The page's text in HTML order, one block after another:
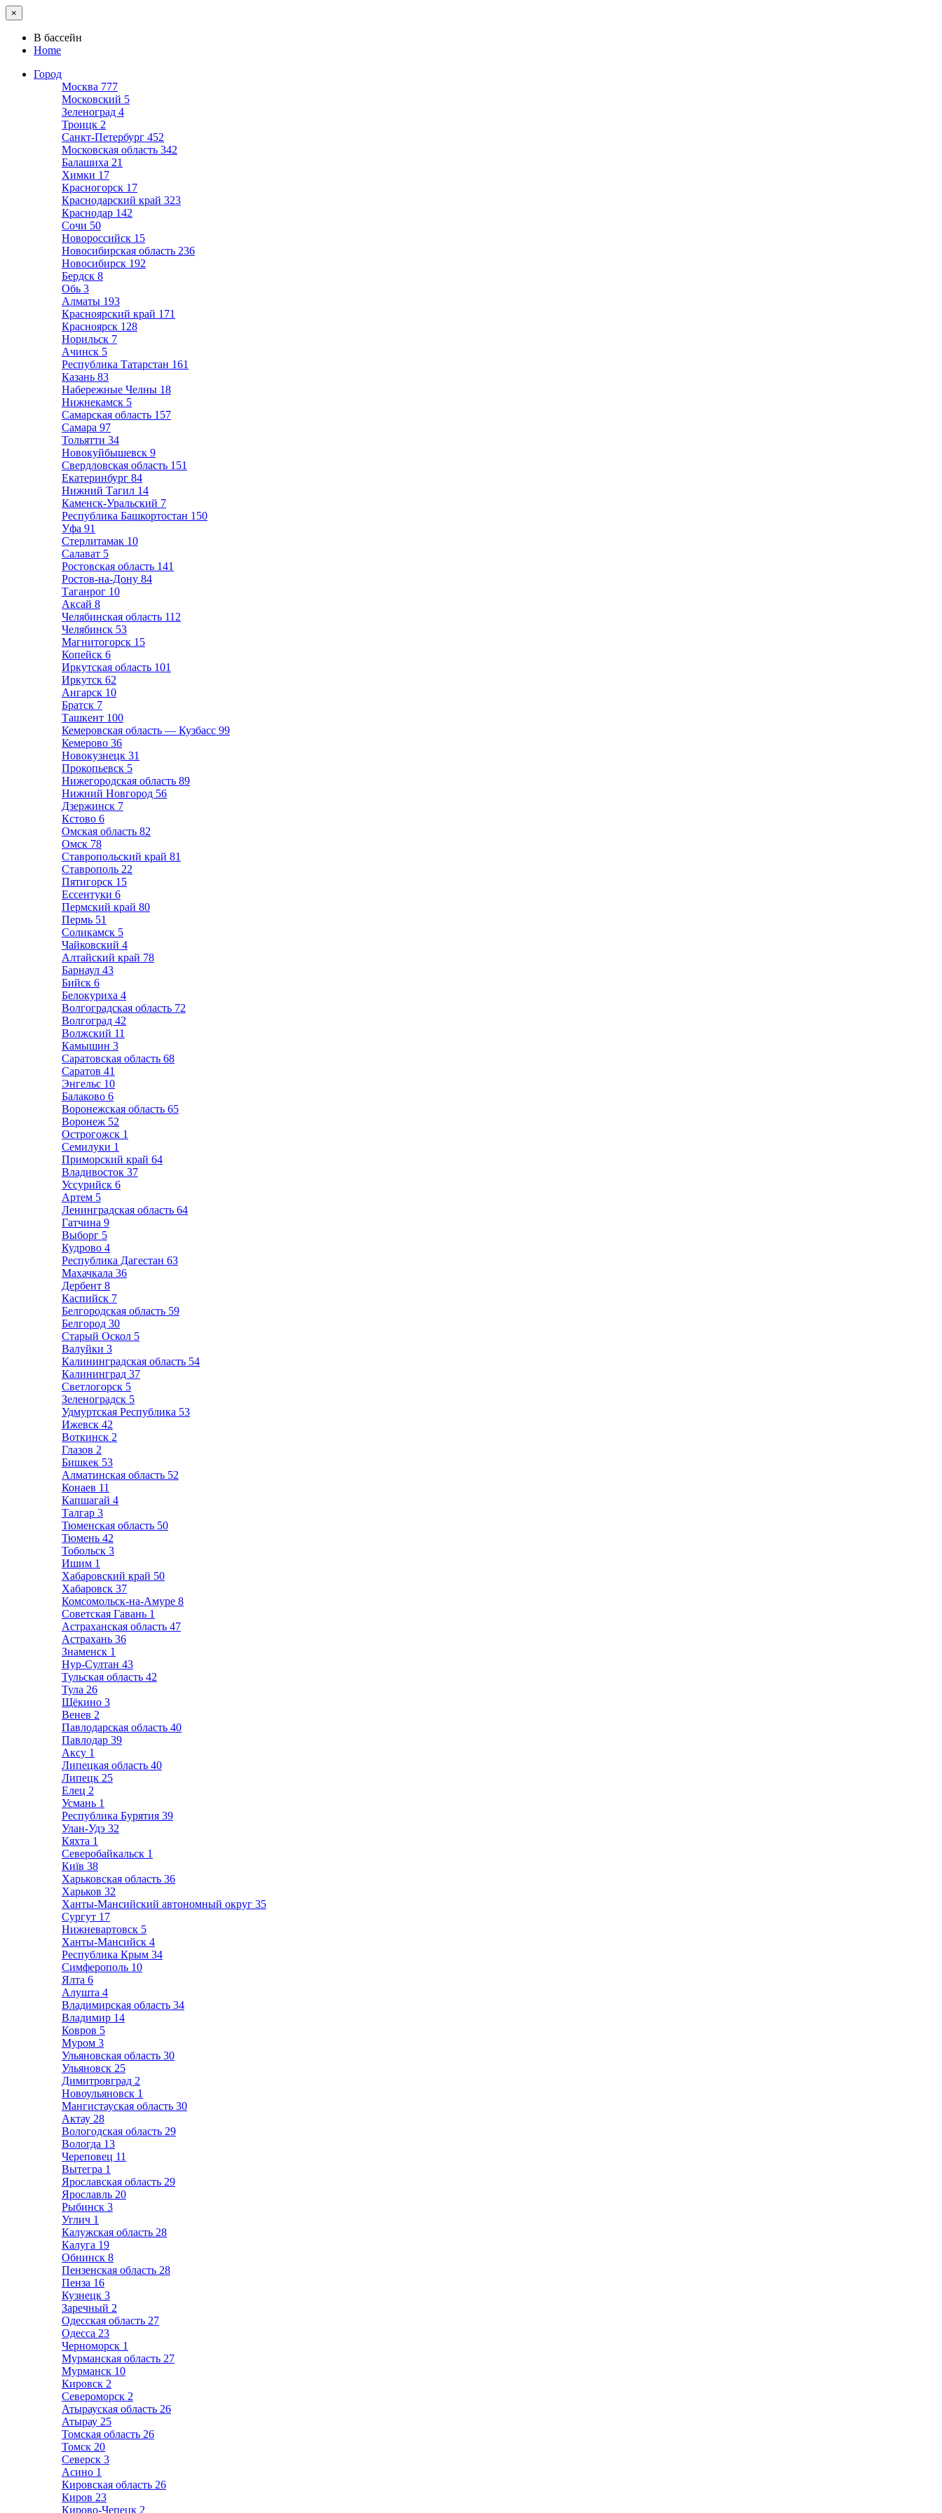
×
В бассейн
Home
Город
Москва 777
Московский 5
Зеленоград 4
Троицк 2
Санкт-Петербург 452
Московская область 342
Балашиха 21
Химки 17
Красногорск 17
Краснодарский край 323
Краснодар 142
Сочи 50
Новороссийск 15
Новосибирская область 236
Новосибирск 192
Бердск 8
Обь 3
Алматы 193
Красноярский край 171
Красноярск 128
Норильск 7
Ачинск 5
Республика Татарстан 161
Казань 83
Набережные Челны 18
Нижнекамск 5
Самарская область 157
Самара 97
Тольятти 34
Новокуйбышевск 9
Свердловская область 151
Екатеринбург 84
Нижний Тагил 14
Каменск-Уральский 7
Республика Башкортостан 150
Уфа 91
Стерлитамак 10
Салават 5
Ростовская область 141
Ростов-на-Дону 84
Таганрог 10
Аксай 8
Челябинская область 112
Челябинск 53
Магнитогорск 15
Копейск 6
Иркутская область 101
Иркутск 62
Ангарск 10
Братск 7
Ташкент 100
Кемеровская область — Кузбасс 99
Кемерово 36
Новокузнецк 31
Прокопьевск 5
Нижегородская область 89
Нижний Новгород 56
Дзержинск 7
Кстово 6
Омская область 82
Омск 78
Ставропольский край 81
Ставрополь 22
Пятигорск 15
Ессентуки 6
Пермский край 80
Пермь 51
Соликамск 5
Чайковский 4
Алтайский край 78
Барнаул 43
Бийск 6
Белокуриха 4
Волгоградская область 72
Волгоград 42
Волжский 11
Камышин 3
Саратовская область 68
Саратов 41
Энгельс 10
Балаково 6
Воронежская область 65
Воронеж 52
Острогожск 1
Семилуки 1
Приморский край 64
Владивосток 37
Уссурийск 6
Артем 5
Ленинградская область 64
Гатчина 9
Выборг 5
Кудрово 4
Республика Дагестан 63
Махачкала 36
Дербент 8
Каспийск 7
Белгородская область 59
Белгород 30
Старый Оскол 5
Валуйки 3
Калининградская область 54
Калининград 37
Светлогорск 5
Зеленоградск 5
Удмуртская Республика 53
Ижевск 42
Воткинск 2
Глазов 2
Бишкек 53
Алматинская область 52
Конаев 11
Капшагай 4
Талгар 3
Тюменская область 50
Тюмень 42
Тобольск 3
Ишим 1
Хабаровский край 50
Хабаровск 37
Комсомольск-на-Амуре 8
Советская Гавань 1
Астраханская область 47
Астрахань 36
Знаменск 1
Нур-Султан 43
Тульская область 42
Тула 26
Щёкино 3
Венев 2
Павлодарская область 40
Павлодар 39
Аксу 1
Липецкая область 40
Липецк 25
Елец 2
Усмань 1
Республика Бурятия 39
Улан-Удэ 32
Кяхта 1
Северобайкальск 1
Київ 38
Харьковская область 36
Харьков 32
Ханты-Мансийский автономный округ 35
Сургут 17
Нижневартовск 5
Ханты-Мансийск 4
Республика Крым 34
Симферополь 10
Ялта 6
Алушта 4
Владимирская область 34
Владимир 14
Ковров 5
Муром 3
Ульяновская область 30
Ульяновск 25
Димитровград 2
Новоульяновск 1
Мангистауская область 30
Актау 28
Вологодская область 29
Вологда 13
Череповец 11
Вытегра 1
Ярославская область 29
Ярославль 20
Рыбинск 3
Углич 1
Калужская область 28
Калуга 19
Обнинск 8
Пензенская область 28
Пенза 16
Кузнецк 3
Заречный 2
Одесская область 27
Одесса 23
Черноморск 1
Мурманская область 27
Мурманск 10
Кировск 2
Североморск 2
Атырауская область 26
Атырау 25
Томская область 26
Томск 20
Северск 3
Асино 1
Кировская область 26
Киров 23
Кирово-Чепецк 2